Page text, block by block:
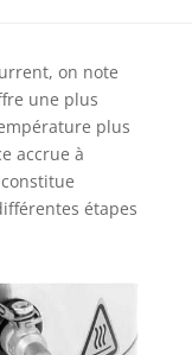
on note
une plus
plus
accrue à
étapes